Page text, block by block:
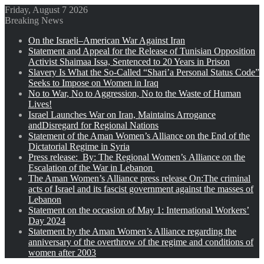
Friday, August 7 2026
Breaking News
On the Israeli–American War Against Iran
Statement and Appeal for the Release of Tunisian Opposition
Activist Shaimaa Issa, Sentenced to 20 Years in Prison
Slavery Is What the So-Called “Shari’a Personal Status Code”
Seeks to Impose on Women in Iraq
No to War, No to Aggression, No to the Waste of Human
Lives!
Israel Launches War on Iran, Maintains Arrogance
andDisregard for Regional Nations
Statement of the Aman Women’s Alliance on the End of the
Dictatorial Regime in Syria
Press release: By: The Regional Women’s Alliance on the
Escalation of the War in Lebanon
The Aman Women’s Alliance press release On:The criminal
acts of Israel and its fascist government against the masses of
Lebanon
Statement on the occasion of May 1: International Workers’
Day 2024
Statement by the Aman Women’s Alliance regarding the
anniversary of the overthrow of the regime and conditions of
women after 2003